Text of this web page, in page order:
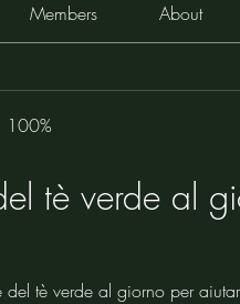
Members About
100%
tè verde al
tè verde al giorno per